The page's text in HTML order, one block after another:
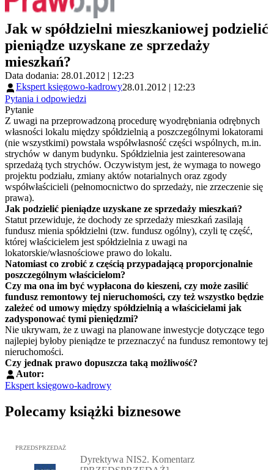
Jak w spółdzielni mieszkaniowej podzielić
pieniądze uzyskane ze sprzedaży
mieszkań?
Data dodania: 28.01.2012 | 12:23
Ekspert księgowo-kadrowy28.01.2012 | 12:23
Pytania i odpowiedzi
Pytanie
Z uwagi na przeprowadzoną procedurę wyodrębniania odrębnych
własności lokalu między spółdzielnią a poszczególnymi lokatorami
(nie wszystkimi) powstała współwłasność części wspólnych, m.in.
strychów w danym budynku. Spółdzielnia jest zainteresowana
sprzedażą tych strychów. Oczywistym jest, że wymaga to nowego
projektu podziału, zmiany aktów notarialnych oraz zgody
współwłaścicieli (pełnomocnictwo do sprzedaży, nie zrzeczenie się
prawa).
Jak podzielić pieniądze uzyskane ze sprzedaży mieszkań?
Statut przewiduje, że dochody ze sprzedaży mieszkań zasilają
fundusz mienia spółdzielni (tzw. fundusz ogólny), czyli tę część,
której właścicielem jest spółdzielnia z uwagi na
lokatorskie/własnościowe prawo do lokalu.
Natomiast co zrobić z częścią przypadającą proporcjonalnie
poszczególnym właścicielom?
Czy ma ona im być wypłacona do kieszeni, czy może zasilić
fundusz remontowy tej nieruchomości, czy też wszystko będzie
zależeć od umowy między spółdzielnią a właścicielami jak
zadysponować tymi pieniędzmi?
Nie ukrywam, że z uwagi na planowane inwestycje dotyczące tego
najlepiej byłoby pieniądze te przeznaczyć na fundusz remontowy tej
nieruchomości.
Czy jednak prawo dopuszcza taką możliwość?
Autor:
Ekspert księgowo-kadrowy
Polecamy książki biznesowe
Przejdź do: Dyrektywa NIS2. Komentarz [PRZEDSPRZEDAŻ],
PRZEDSPRZEDAŻ
Dyrektywa NIS2. Komentarz